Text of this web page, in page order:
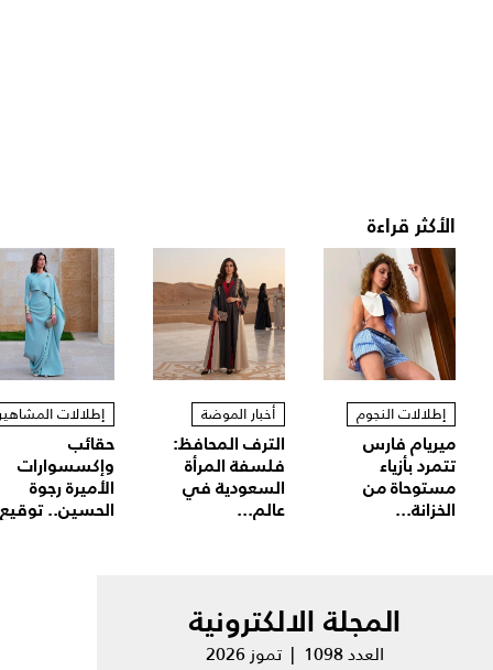
الأكثر قراءة
إطلالات النجوم
ميريام فارس
تتمرد بأزياء
مستوحاة من
الخزانة...
أخبار الموضة
الترف المحافظ:
فلسفة المرأة
السعودية في
عالم...
إطلالات
حقائب
وإكسسوارات
الأميرة رجوة
الحسين..
المجلة الالكترونية
العدد 1098 | تموز 2026